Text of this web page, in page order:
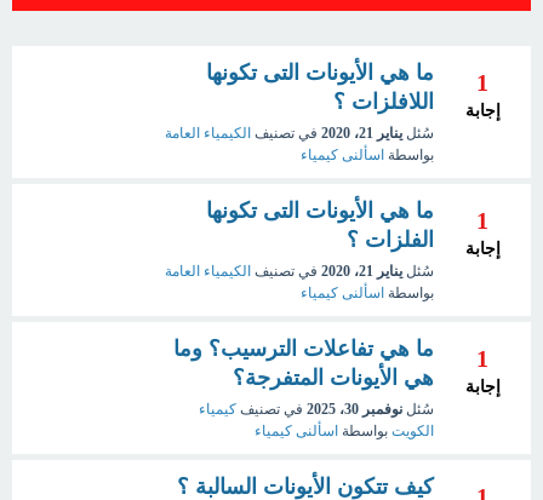
1
إجابة
ما هي الأيونات التى تكونها
اللافلزات ؟
سُئل يناير 21، 2020 في تصنيف الكيمياء العامة
بواسطة اسألنى كيمياء
1
إجابة
ما هي الأيونات التى تكونها
الفلزات ؟
سُئل يناير 21، 2020 في تصنيف الكيمياء العامة
بواسطة اسألنى كيمياء
1
إجابة
ما هي تفاعلات الترسيب؟ وما
هي الأيونات المتفرجة؟
سُئل نوفمبر 30، 2025 في تصنيف كيمياء
الكويت بواسطة اسألنى كيمياء
كيف تتكون الأيونات السالبة ؟